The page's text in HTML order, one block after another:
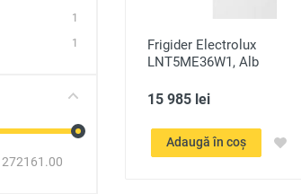
1
1
272161.00
Frigider Electrolux
LNT5ME36W1, Alb
15 985 lei
Adaugă în coș